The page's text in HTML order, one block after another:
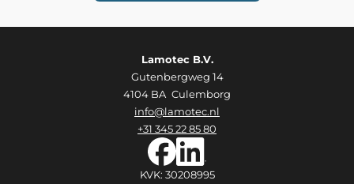
Lamotec B.V.
Gutenbergweg 14
4104 BA Culemborg
info@lamotec.nl
+31 345 22 85 80
KVK: 30208995